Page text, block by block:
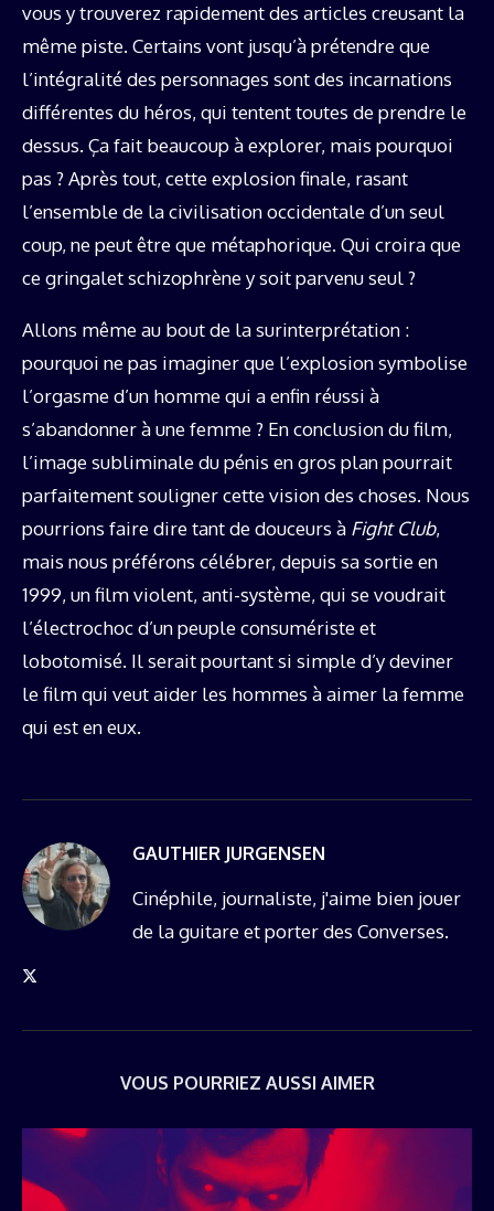
vous y trouverez rapidement des articles creusant la
même piste. Certains vont jusqu’à prétendre que
l’intégralité des personnages sont des incarnations
différentes du héros, qui tentent toutes de prendre le
dessus. Ça fait beaucoup à explorer, mais pourquoi
pas ? Après tout, cette explosion finale, rasant
l’ensemble de la civilisation occidentale d’un seul
coup, ne peut être que métaphorique. Qui croira que
ce gringalet schizophrène y soit parvenu seul ?
Allons même au bout de la surinterprétation :
pourquoi ne pas imaginer que l’explosion symbolise
l’orgasme d’un homme qui a enfin réussi à
s’abandonner à une femme ? En conclusion du film,
l’image subliminale du pénis en gros plan pourrait
parfaitement souligner cette vision des choses. Nous
pourrions faire dire tant de douceurs à Fight Club,
mais nous préférons célébrer, depuis sa sortie en
1999, un film violent, anti-système, qui se voudrait
l’électrochoc d’un peuple consumériste et
lobotomisé. Il serait pourtant si simple d’y deviner
le film qui veut aider les hommes à aimer la femme
qui est en eux.
GAUTHIER JURGENSEN
Cinéphile, journaliste, j'aime bien jouer
de la guitare et porter des Converses.
VOUS POURRIEZ AUSSI AIMER